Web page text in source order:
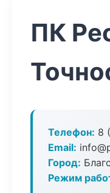
ПК
Телефон: 8
Email:
Город:
Режим